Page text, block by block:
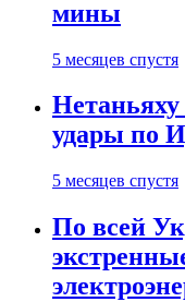
мины
5 месяцев спустя
удары по
5 месяцев спустя
По всей